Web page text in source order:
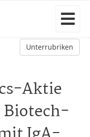
Unterrubriken
Aktie
Biotech-